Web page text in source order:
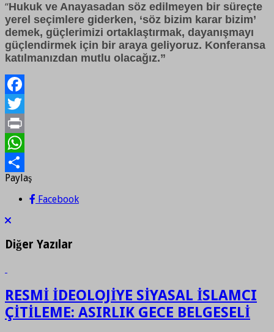
“Hukuk ve Anayasadan söz edilmeyen bir süreçte
yerel seçimlere giderken, ‘söz bizim karar bizim’
demek, güçlerimizi ortaklaştırmak, dayanışmayı
güçlendirmek için bir araya geliyoruz. Konferansa
katılmanızdan mutlu olacağız.”
Facebook
Twitter
Print
WhatsApp
Paylaş
Paylaş
Facebook
Diğer Yazılar
RESMİ İDEOLOJİYE SİYASAL İSLAMCI
ÇİTİLEME: ASIRLIK GECE BELGESELİ